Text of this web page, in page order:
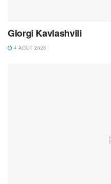
Giorgi Kavlashvili
4 AOÛT 2026